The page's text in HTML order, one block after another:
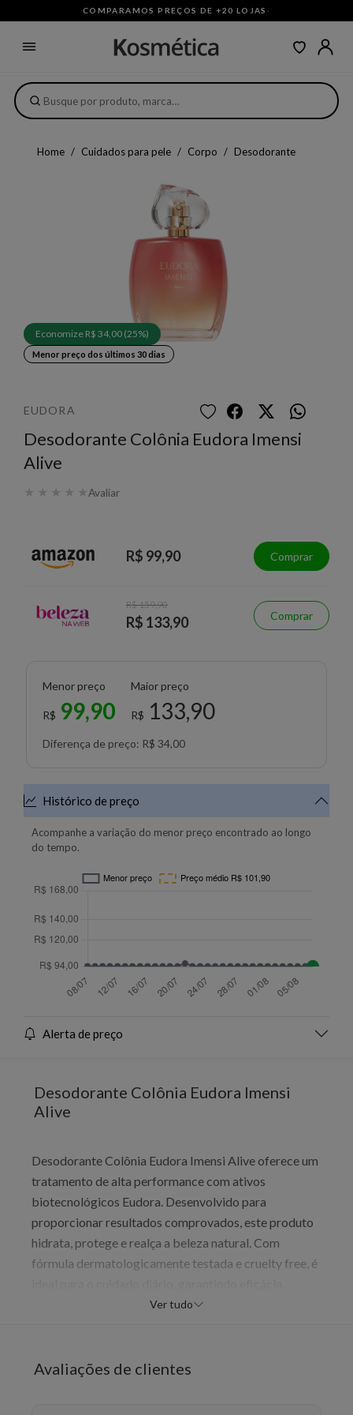
COMPARAMOS PREÇOS DE +20 LOJAS ·
Home Cuidados para pele Corpo Desodorante
Economize R$ 34,00 (25%)
Menor preço dos últimos 30 dias
EUDORA
Desodorante Colônia Eudora Imensi
Alive
★ ★ ★ ★ ★Avaliar
R$ 99,90 Comprar
R$ 159,90
R$ 133,90 Comprar
Menor preço
R$ 99,90
Maior preço
R$ 133,90
Diferença de preço: R$ 34,00
Histórico de preço
Acompanhe a variação do menor preço encontrado ao longo
do tempo.
Alerta de preço
Desodorante Colônia Eudora Imensi
Alive
Desodorante Colônia Eudora Imensi Alive oferece um
tratamento de alta performance com ativos
biotecnológicos Eudora. Desenvolvido para
proporcionar resultados comprovados, este produto
hidrata, protege e realça a beleza natural. Com
fórmula dermatologicamente testada e cruelty free, é
Alta performance
Ver tudo
Avaliações de clientes